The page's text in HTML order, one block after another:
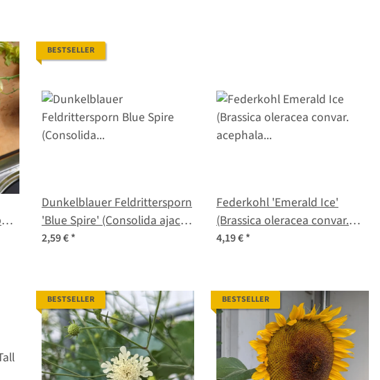
BESTSELLER
Dunkelblauer Feldrittersporn
'Blue Spire' (Consolida ajacis)
Samen
2,59 €*
Federkohl 'Emerald Ice'
(Brassica oleracea convar.
acephala var. sabellica)
4,19 €*
BESTSELLER BESTSELLER